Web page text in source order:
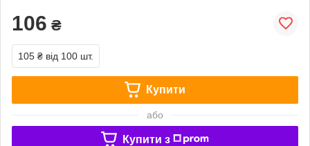
106 ₴
105 ₴ від 100 шт.
Купити
або
Купити з